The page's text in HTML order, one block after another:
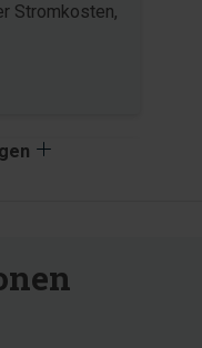
Stromkosten,